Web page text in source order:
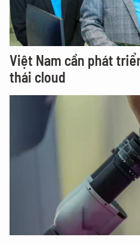
Việt Nam cần phát
thái cloud